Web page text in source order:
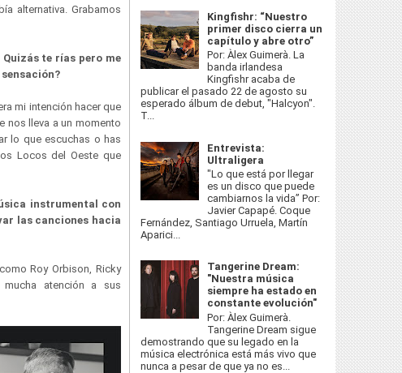
alternativa. Grabamos
te rías pero me
mi intención hacer que
nos lleva a un momento
lo que escuchas o has
Locos del Oeste que
instrumental con
las canciones hacia
Roy Orbison, Ricky
atención a sus
Kingfishr: “Nuestro
primer disco cierra un
capítulo y abre otro”
Por: Àlex Guimerà. La
banda irlandesa
Kingfishr acaba de
publicar el pasado 22 de agosto su
esperado álbum de debut, "Halcyon".
T...
Entrevista:
Ultraligera
"Lo que está por llegar
es un disco que puede
cambiarnos la vida” Por:
Javier Capapé. Coque
Fernández, Santiago Urruela, Martín
Aparici...
Tangerine Dream:
"Nuestra música
siempre ha estado en
constante evolución"
Por: Àlex Guimerà.
Tangerine Dream sigue
demostrando que su legado en la
música electrónica está más vivo que
nunca a pesar de que ya no es...